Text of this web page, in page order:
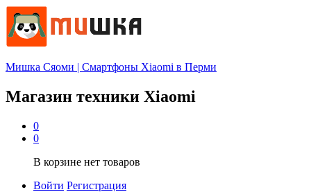
Мишка Сяоми | Смартфоны Xiaomi в Перми
Магазин техники Xiaomi
0
0
В корзине нет товаров
Войти Регистрация